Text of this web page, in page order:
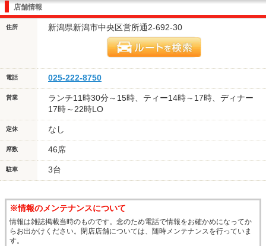
店舗情報
住所 新潟県新潟市中央区営所通2-692-30
電話 025-222-8750
営業
ランチ11時30分～15時、ティー14時～17時、ディナー
17時～22時LO
定休 なし
席数 46席
駐車 3台
※情報のメンテナンスについて
情報は雑誌掲載当時のものです。念のため電話で情報をお確かめになってか
らお出かけください。閉店店舗については、随時メンテナンスを行っていま
す。